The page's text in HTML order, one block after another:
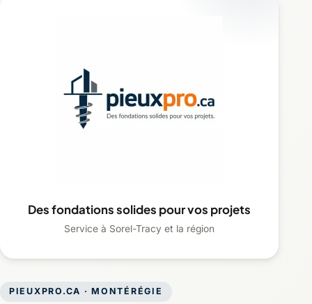
PIEUXPRO.CA · MONTÉRÉGIE
Des fondations solides pour vos projets
Service à Sorel-Tracy et la région